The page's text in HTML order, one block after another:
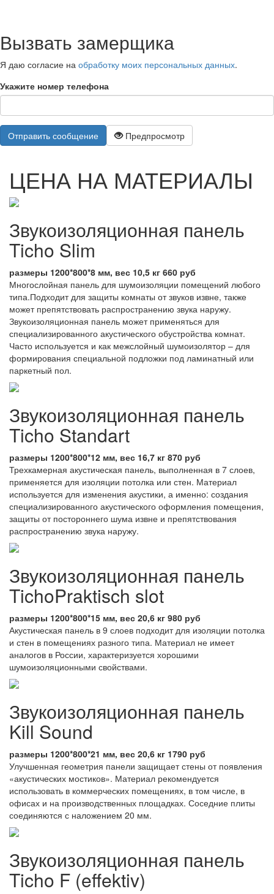
Вызвать замерщика
Я даю согласие на обработку моих персональных данных.
Укажите номер телефона
Отправить сообщение Предпросмотр
ЦЕНА НА МАТЕРИАЛЫ
Звукоизоляционная панель
Ticho Slim
размеры 1200*800*8 мм, вес 10,5 кг 660 руб
Многослойная панель для шумоизоляции помещений любого
типа.Подходит для защиты комнаты от звуков извне, также
может препятствовать распространению звука наружу.
Звукоизоляционная панель может применяться для
специализированного акустического обустройства комнат.
Часто используется и как межслойный шумоизолятор – для
формирования специальной подложки под ламинатный или
паркетный пол.
Звукоизоляционная панель
Ticho Standart
размеры 1200*800*12 мм, вес 16,7 кг 870 руб
Трехкамерная акустическая панель, выполненная в 7 слоев,
применяется для изоляции потолка или стен. Материал
используется для изменения акустики, а именно: создания
специализированного акустического оформления помещения,
защиты от постороннего шума извне и препятствования
распространению звука наружу.
Звукоизоляционная панель
TichoPraktisch slot
размеры 1200*800*15 мм, вес 20,6 кг 980 руб
Акустическая панель в 9 слоев подходит для изоляции потолка
и стен в помещениях разного типа. Материал не имеет
аналогов в России, характеризуется хорошими
шумоизоляционными свойствами.
Звукоизоляционная панель
Kill Sound
размеры 1200*800*21 мм, вес 20,6 кг 1790 руб
Улучшенная геометрия панели защищает стены от появления
«акустических мостиков». Материал рекомендуется
использовать в коммерческих помещениях, в том числе, в
офисах и на производственных площадках. Соседние плиты
соединяются с наложением 20 мм.
Звукоизоляционная панель
Ticho F (effektiv)